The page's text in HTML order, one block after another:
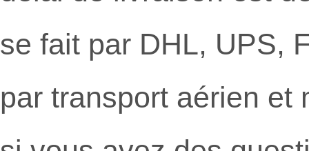
se fait par DHL, UPS,
par transport aérien et